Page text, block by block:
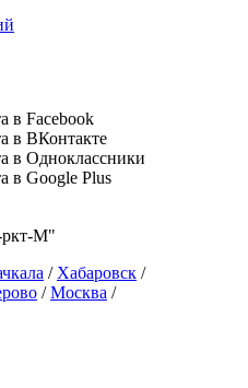
в Facebook
в ВКонтакте
в Одноклассники
в Google Plus
М"
/ Хабаровск /
/Москва /